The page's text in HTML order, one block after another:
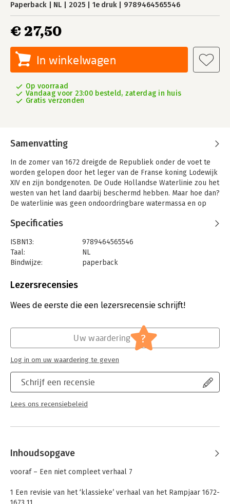
Paperback NL 2025 1e druk 9789464565546
€ 27,50
In winkelwagen
Op voorraad
Vandaag voor 23:00 besteld, zaterdag in huis
Gratis verzonden
Samenvatting
In de zomer van 1672 dreigde de Republiek onder de voet te
worden gelopen door het leger van de Franse koning Lodewijk
XIV en zijn bondgenoten. De Oude Hollandse Waterlinie zou het
westen van het land daarbij beschermd hebben. Maar hoe dan?
De waterlinie was geen ondoordringbare watermassa en op
Op basis van intensief bronnenonderzoek heeft Anne Doedens,
Waterliniemuseum en Liek Mulder, ontdekt wat zich daar heeft
afgespeeld.
met een geringe diepgang werden met succes ingezet om te
het water het land binnendrongen. Ze werden met name
oorlogsvloot. Deze ‘mannen van De Ruyter’ waren betrokken
bij een massale reeks kleine gevechten op rivieren,
binnenwateren, in geïnundeerd gebied en op de Zuiderzee. Zij
Specificaties
ISBN13:
9789464565546
Taal:
NL
Bindwijze:
paperback
Uitgever:
Verschijningsdatum:
18-9-2025
Lezersrecensies
Wees de eerste die een lezersrecensie schrijft!
Schrijf een recensie
Lees ons recensiebeleid
Uw waardering ?
Log in om uw waardering te geven
Inhoudsopgave
vooraf – Een niet compleet verhaal 7
1 Een revisie van het ‘klassieke’ verhaal van het Rampjaar 1672-